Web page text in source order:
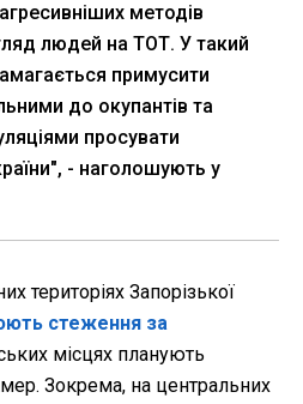
методів
людей на ТОТ. У такий
примусити
до окупантів та
просувати
- наголошують у
територіях Запорізької
стеження за
місцях планують
Зокрема, на центральних